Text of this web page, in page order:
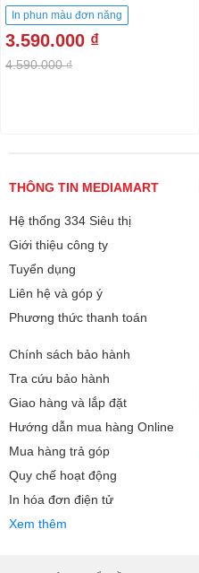
In phun màu đơn năng
3.590.000 ₫
4.590.000 ₫
THÔNG TIN MEDIAMART
Hệ thống 334 Siêu thị
Giới thiệu công ty
Tuyển dụng
Liên hệ và góp ý
Phương thức thanh toán
Chính sách bảo hành
Tra cứu bảo hành
Giao hàng và lắp đặt
Hướng dẫn mua hàng Online
Mua hàng trả góp
Quy chế hoạt động
In hóa đơn điện tử
Xem thêm